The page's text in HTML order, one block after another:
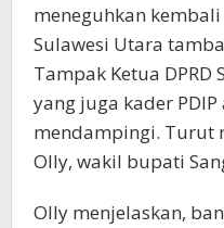
meneguhkan
Sulawesi Utara
Tampak Ketua DPRD
yang juga kader
mendampingi. Turut
Olly, wakil bupati
Olly menjelaskan,